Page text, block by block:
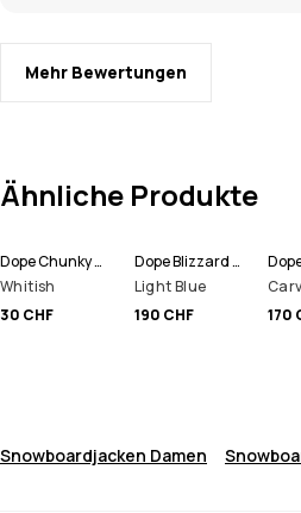
Mehr Bewertungen
Ähnliche Produkte
Dope Chunky Mütze
Whitish
30 CHF
Dope Blizzard W Full Zip Snowboardjacke Damen
Light Blue
190 CHF
170
Snowboardjacken Damen